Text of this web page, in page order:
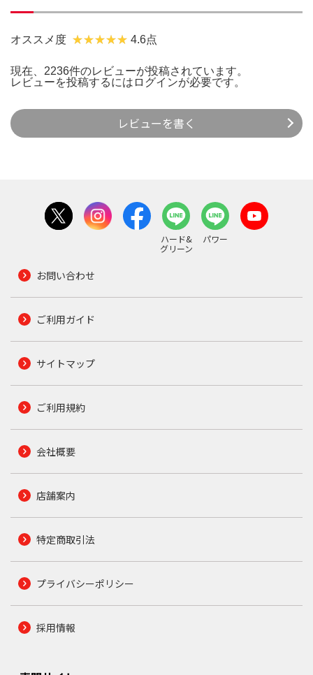
オススメ度 4.6点
現在、2236件のレビューが投稿されています。
レビューを投稿するには ログインが必要です。
レビューを書く
ハード&
グリーン
パワー
お問い合わせ
ご利用ガイド
サイトマップ
ご利用規約
会社概要
店舗案内
特定商取引法
プライバシーポリシー
採用情報